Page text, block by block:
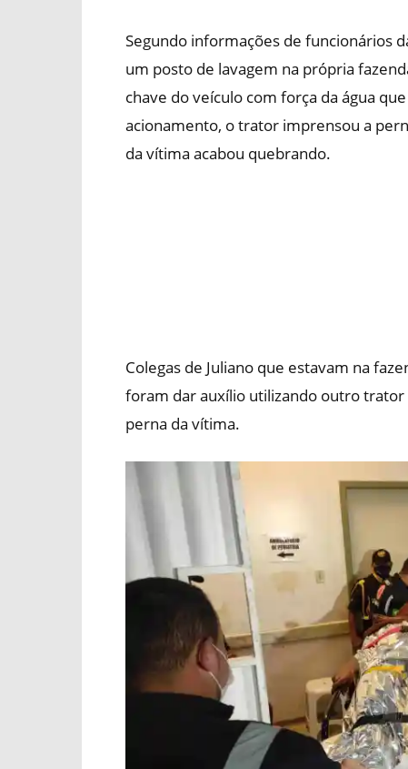
Segundo informações de funcionários
um posto de lavagem na própria
chave do veículo com força da água
acionamento, o trator imprensou a
da vítima acabou quebrando.
Colegas de Juliano que estavam na
foram dar auxílio utilizando outro
perna da vítima.